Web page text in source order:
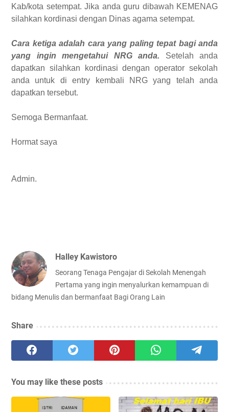
Kab/kota setempat. Jika anda guru dibawah KEMENAG
silahkan kordinasi dengan Dinas agama setempat.
Cara ketiga adalah cara yang paling tepat bagi anda
yang ingin mengetahui NRG anda. Setelah anda
dapatkan silahkan kordinasi dengan operator sekolah
anda untuk di entry kembali NRG yang telah anda
dapatkan tersebut.
Semoga Bermanfaat.
Hormat saya
Admin.
Halley Kawistoro
Seorang Tenaga Pengajar di Sekolah Menengah
Pertama yang ingin menyalurkan kemampuan di
bidang Menulis dan bermanfaat Bagi Orang Lain
Share
You may like these posts